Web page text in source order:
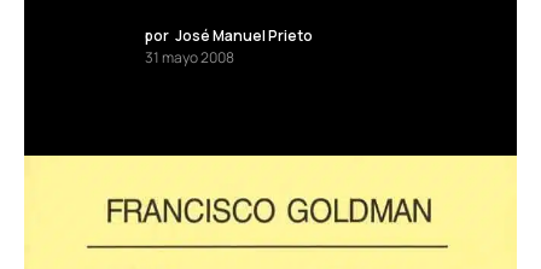
por José Manuel Prieto
31 mayo 2008